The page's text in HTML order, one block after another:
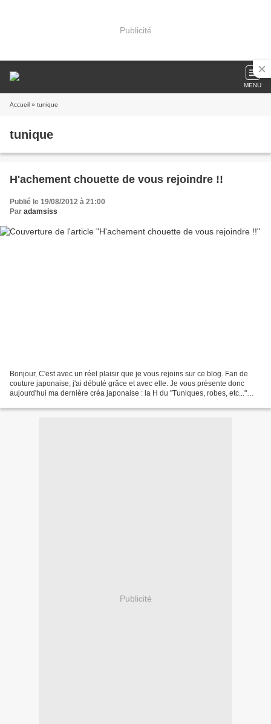
Publicité
MENU
Accueil » tunique
tunique
H'achement chouette de vous rejoindre !!
Publié le 19/08/2012 à 21:00
Par adamsiss
Bonjour, C'est avec un réel plaisir que je vous rejoins sur ce blog. Fan de
couture japonaise, j'ai débuté grâce et avec elle. Je vous prèsente donc
aujourd'hui ma dernière créa japonaise : la H du "Tuniques, robes, etc..."
Publicité